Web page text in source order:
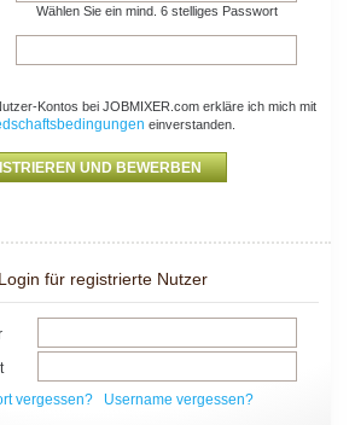
Wählen Sie ein mind. 6 stelliges Passwort
Kontos bei JOBMIXER.com erkläre ich mich mit
einverstanden.
Login für registrierte Nutzer
vergessen?
Username vergessen?